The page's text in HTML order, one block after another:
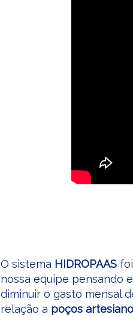
O sistema HIDROPAAS
nossa equipe pensando
diminuir o gasto mensal
relação a poços